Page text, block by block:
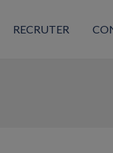
RECRUTER